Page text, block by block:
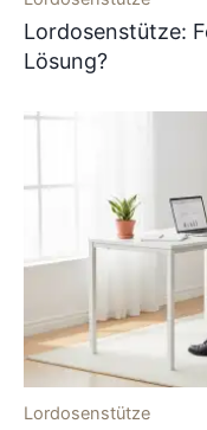
Lordosenstütze:
Lösung?
Lordosenstütze